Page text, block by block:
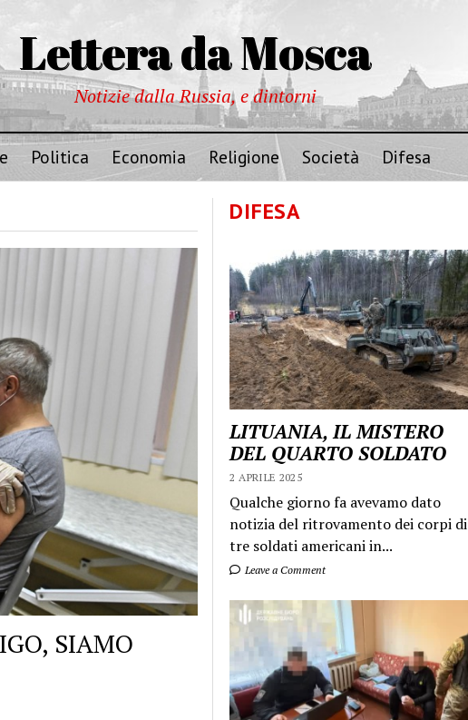
Lettera da Mosca
Notizie dalla Russia, e dintorni
Politica Economia Religione Società Difesa
SIAMO
DIFESA
LITUANIA, IL MISTERO
DEL QUARTO SOLDATO
2 APRILE 2025
Qualche giorno fa avevamo dato
notizia del ritrovamento dei corpi di
tre soldati americani in...
Leave a Comment